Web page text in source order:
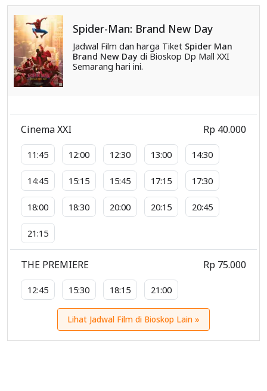
Spider-Man: Brand New Day
Jadwal Film dan harga Tiket Spider Man
Brand New Daydi Bioskop Dp Mall XXI
Semarang hari ini.
Cinema XXI
11:45 12:00 12:30 13:00 14:30
14:45 15:15 15:45 17:15 17:30
18:00 18:30 20:00 20:15 20:45
21:15
Rp 40.000
THE PREMIERE
12:45 15:30 18:15 21:00
Rp 75.000
Lihat Jadwal Film di Bioskop Lain »